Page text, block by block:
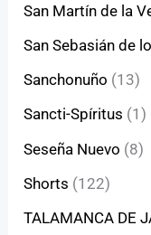
San Martín de la
San Sebasián de
Sanchonuño (13)
Sancti-Spíritus (1)
Seseña Nuevo (8)
Shorts (122)
TALAMANCA DE